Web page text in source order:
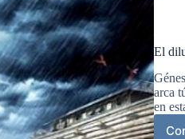
El
arca
en